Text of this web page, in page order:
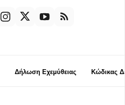
Δήλωση Εχεμύθειας Κώδικας